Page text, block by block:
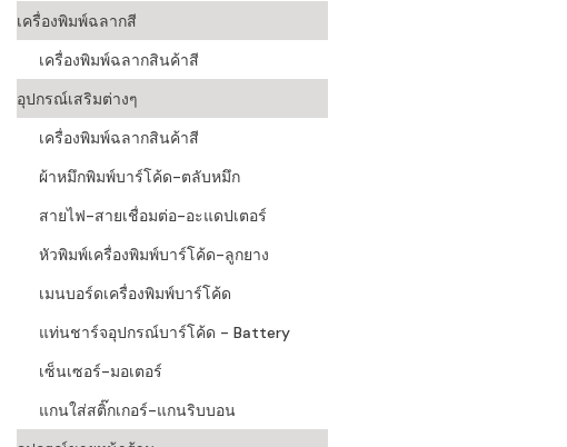
เครื่องพิมพ์ฉลากสี
เครื่องพิมพ์ฉลากสินค้าสี
อุปกรณ์เสริมต่างๆ
เครื่องพิมพ์ฉลากสินค้าสี
ผ้าหมึกพิมพ์บาร์โค้ด-ตลับหมึก
สายไฟ-สายเชื่อมต่อ-อะแดปเตอร์
หัวพิมพ์เครื่องพิมพ์บาร์โค้ด-ลูกยาง
เมนบอร์ดเครื่องพิมพ์บาร์โค้ด
แท่นชาร์จอุปกรณ์บาร์โค้ด - Battery
เซ็นเซอร์-มอเตอร์
แกนใส่สติ๊กเกอร์-แกนริบบอน